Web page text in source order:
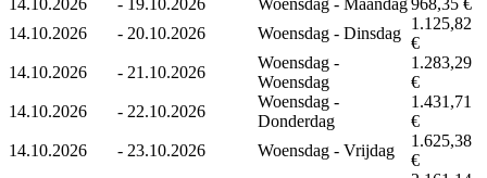
14.10.2026
- 20.10.2026 Woensdag - Dinsdag
1.125,82
€
14.10.2026
- 21.10.2026
Woensdag -
Woensdag
1.283,29
€
14.10.2026
- 22.10.2026
Woensdag -
Donderdag
1.431,71
€
14.10.2026
- 23.10.2026 Woensdag - Vrijdag
1.625,38
€